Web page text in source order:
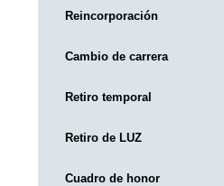
Reincorporación
Cambio de carrera
Retiro temporal
Retiro de LUZ
Cuadro de honor